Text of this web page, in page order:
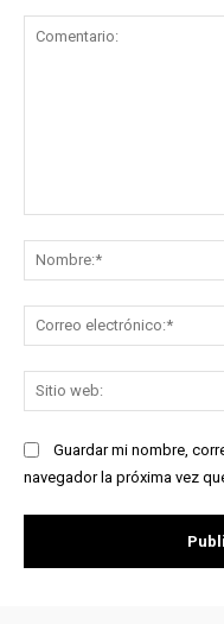
Guardar mi nombre,
navegador la próxima vez